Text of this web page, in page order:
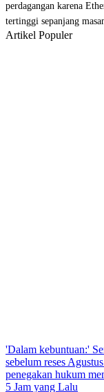
perdagangan karena
tertinggi sepanjang
Artikel Populer
'Dalam kebuntuan:'
sebelum reses
penegakan hukum
5 Jam yang Lalu